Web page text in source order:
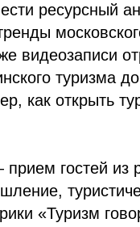
ресурсный
видеозаписи
туризма
как открыть
гостей из
«Туризм